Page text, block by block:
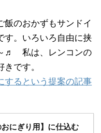
飯のおかずもサンドイ
す。いろいろ自由に挟
♬ 私は、レンコンの
です。
するという提案の記事
おにぎり用】に仕込む